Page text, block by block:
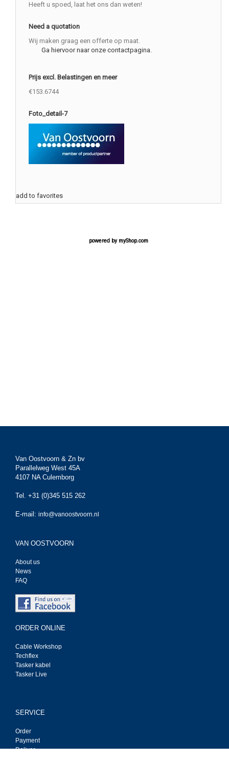
Heeft u spoed, laat het ons dan weten!
Need a quotation
Wij maken graag een offerte op maat.
Ga hiervoor naar onze contactpagina.
Prijs excl. Belastingen en meer
€153.6744
Foto_detail-7
add to favorites
powered by myShop.com
Van Oostvoorn & Zn bv
Parallelweg West 45A
4107 NA Culemborg
Tel. +31 (0)345 515 262
E-mail: info@vanoostvoorn.nl
VAN OOSTVOORN
About us
News
FAQ
ORDER ONLINE
Cable Workshop
Techflex
Tasker kabel
Tasker Live
SERVICE
Order
Payment
Deliver